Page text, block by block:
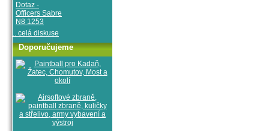
Dotaz -
Officers Sabre
N8 1253
.. celá diskuse
Doporučujeme